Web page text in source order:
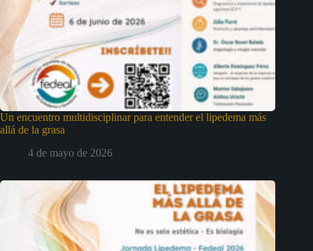
Un encuentro multidisciplinar para entender el lipedema más
allá de la grasa
4 de mayo de 2026